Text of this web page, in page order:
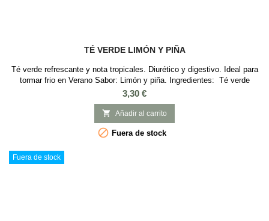
TÉ VERDE LIMÓN Y PIÑA
Té verde refrescante y nota tropicales. Diurético y digestivo. Ideal para
tormar frio en Verano Sabor: Limón y piña. Ingredientes: Té verde
Sencha de China, aroma, trozos de piña, flores de girasol, pétalos de
rosa.
Precio
3,30 €
 Añadir al carrito
 Fuera de stock
Fuera de stock